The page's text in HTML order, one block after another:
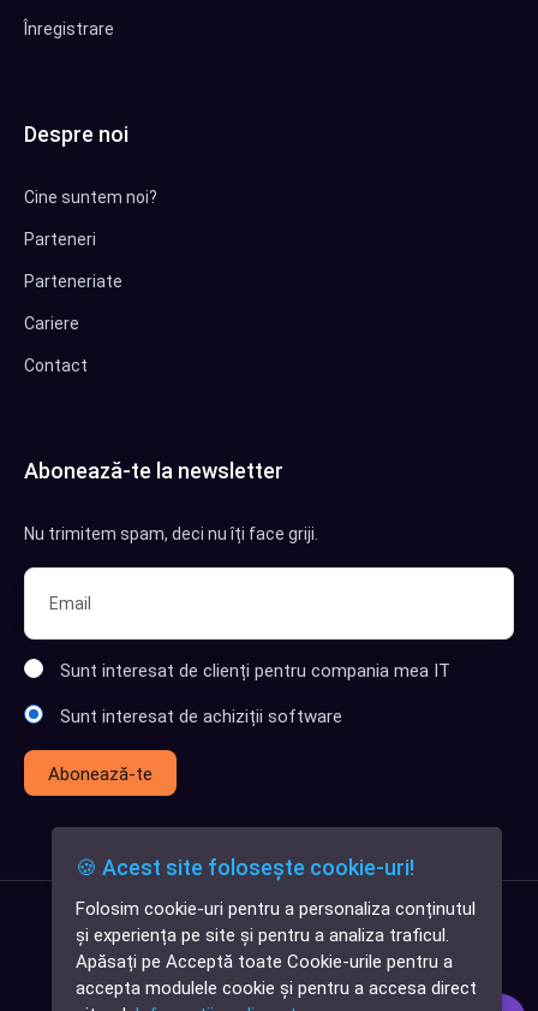
✕
Cauți o aplicație
software?
Înregistrare
Despre noi
Cine suntem noi?
Parteneri
Parteneriate
Cariere
Contact
Abonează-te la newsletter
Nu trimitem spam, deci nu îți face griji.
Sunt interesat de clienți pentru compania mea IT
Sunt interesat de achiziții software
Abonează-te
🍪 Acest site folosește cookie-uri!
Folosim cookie-uri pentru a personaliza conținutul
și experiența pe site și pentru a analiza traficul.
Apăsați pe Acceptă toate Cookie-urile pentru a
accepta modulele cookie și pentru a accesa direct